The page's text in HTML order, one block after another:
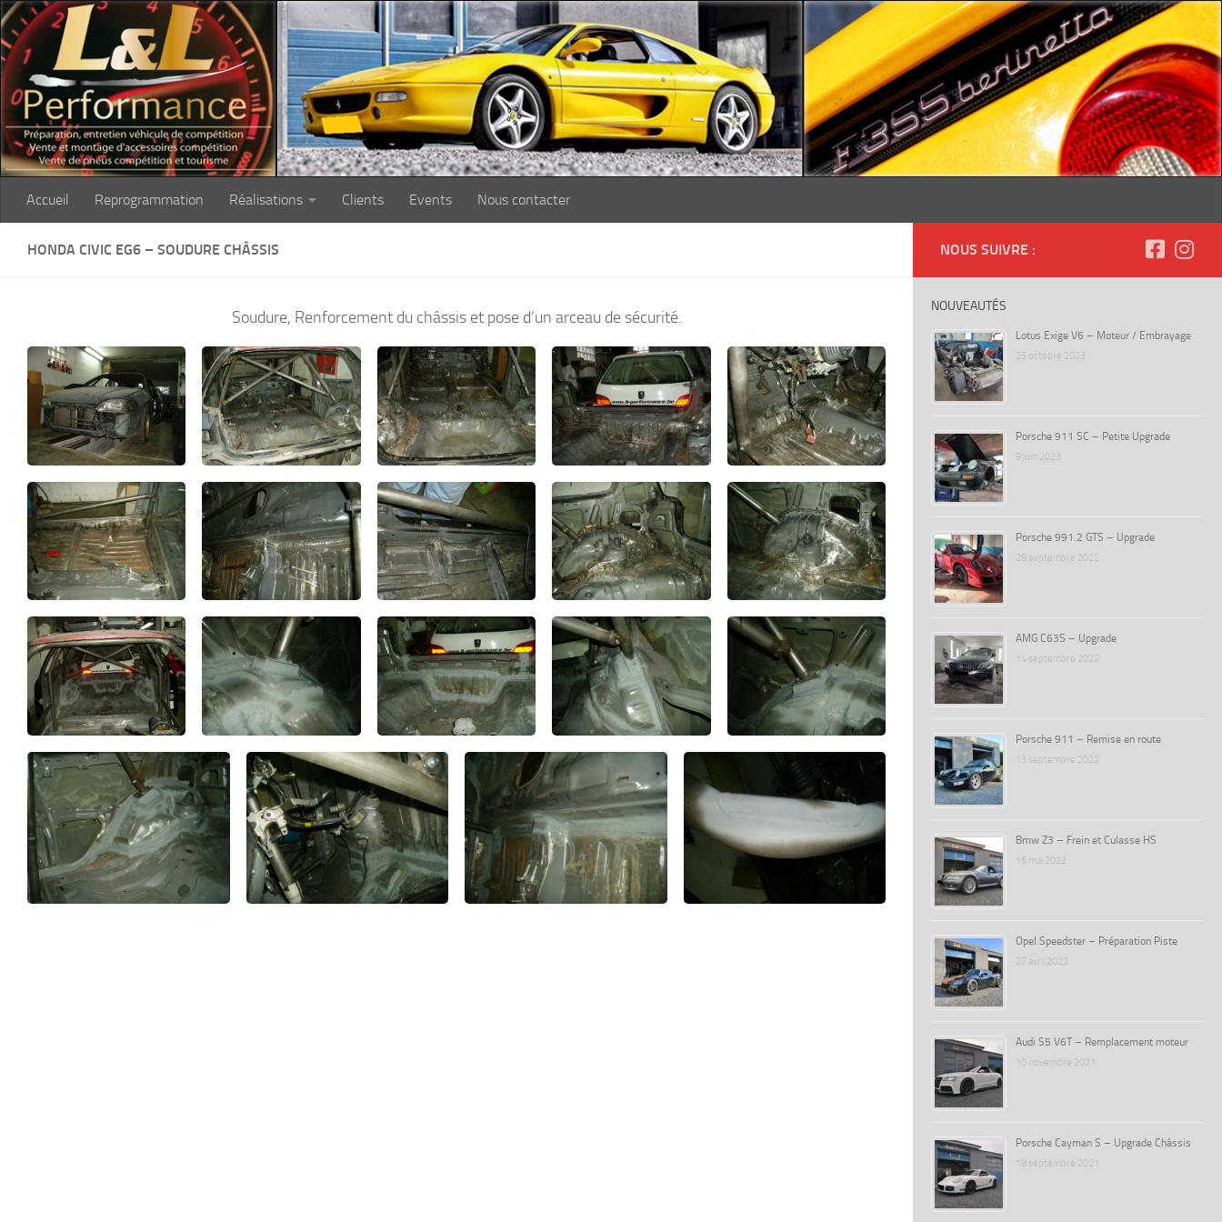
Skip to content
Accueil Reprogrammation Réalisations Clients Events Nous contacter
HONDA CIVIC EG6 – SOUDURE CHÂSSIS
Soudure, Renforcement du châssis et pose d’un arceau de sécurité.
NOUS SUIVRE :
NOUVEAUTÉS
Lotus Exige V6 – Moteur / Embrayage
25 octobre 2023
Porsche 911 SC – Petite Upgrade
9 juin 2023
Porsche 991.2 GTS – Upgrade
28 septembre 2022
AMG C63S – Upgrade
14 septembre 2022
Porsche 911 – Remise en route
13 septembre 2022
Bmw Z3 – Frein et Culasse HS
16 mai 2022
Opel Speedster – Préparation Piste
27 avril 2022
Audi S5 V6T – Remplacement moteur
10 novembre 2021
Porsche Cayman S – Upgrade Châssis
18 septembre 2021